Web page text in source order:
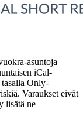
asuntoja
iCal-
Only-
Varaukset eivät
lisätä ne